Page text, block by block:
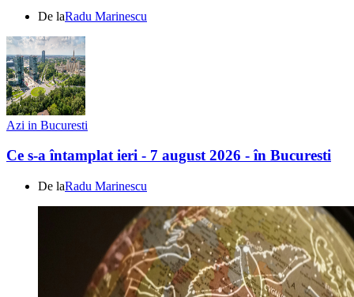
De laRadu Marinescu
Azi in Bucuresti
Ce s-a întamplat ieri - 7 august 2026 - în Bucuresti
De laRadu Marinescu